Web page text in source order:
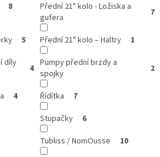
8
Přední 21" kolo - Ložiska a
gufera
7
5 Přední 21" kolo – Haltry 1
díly
4 Pumpy přední brzdy a
spojky
2
4 Řídítka 7
Stupačky 6
Tubliss / NomOusse 10